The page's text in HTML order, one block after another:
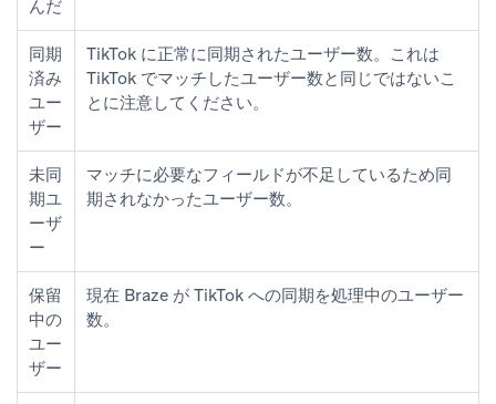
んだ
同期
済み
ユー
ザー
TikTok に正常に同期されたユーザー数。これは
TikTok でマッチしたユーザー数と同じではないこ
とに注意してください。
未同
期ユ
ーザ
ー
マッチに必要なフィールドが不足しているため同
期されなかったユーザー数。
保留
中の
ユー
ザー
現在 Braze が TikTok への同期を処理中のユーザー
数。